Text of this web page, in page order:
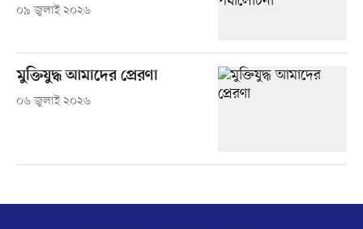
০৯ জুলাই ২০২৬
মুক্তিযুদ্ধ আমাদের প্রেরণা
০৬ জুলাই ২০২৬